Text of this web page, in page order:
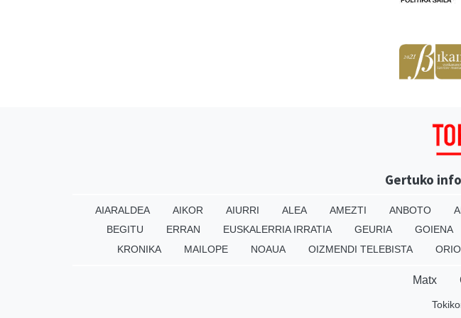
Gertuko
AIARALDEA AIKOR AIURRI ALEA AMEZTI ANBOTO
BEGITU
ERRAN EUSKALERRIA IRRATIA GEURIA GOIENA
KRONIKA
MAILOPE NOAUA OIZMENDI TELEBISTA
Matx